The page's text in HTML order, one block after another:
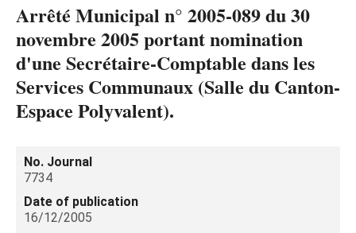
Arrêté Municipal n° 2005-089 du 30
novembre 2005 portant nomination
d'une Secrétaire-Comptable dans les
Services Communaux (Salle du Canton-
Espace Polyvalent).
No. Journal
7734
Date of publication
16/12/2005